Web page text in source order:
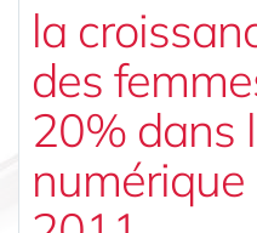
la
des
20% dans